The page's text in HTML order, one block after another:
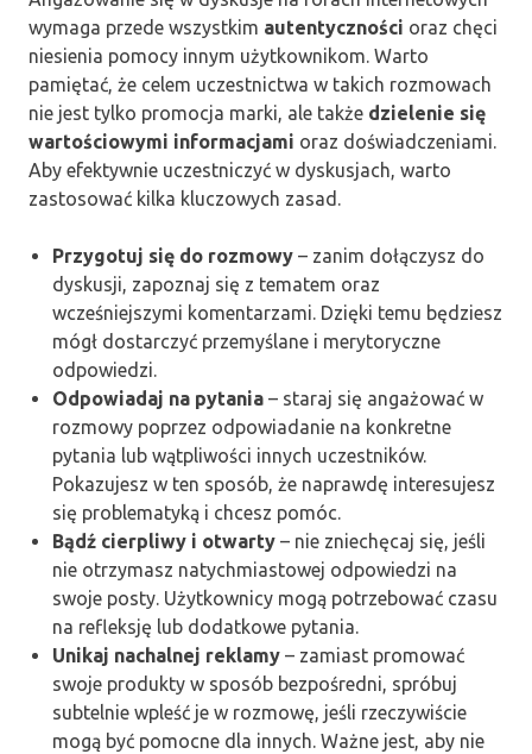
wymaga przede wszystkim autentyczności oraz chęci
niesienia pomocy innym użytkownikom. Warto
pamiętać, że celem uczestnictwa w takich rozmowach
nie jest tylko promocja marki, ale także dzielenie się
wartościowymi informacjami oraz doświadczeniami.
Aby efektywnie uczestniczyć w dyskusjach, warto
zastosować kilka kluczowych zasad.
Przygotuj się do rozmowy – zanim dołączysz do
dyskusji, zapoznaj się z tematem oraz
wcześniejszymi komentarzami. Dzięki temu będziesz
mógł dostarczyć przemyślane i merytoryczne
odpowiedzi.
Odpowiadaj na pytania – staraj się angażować w
rozmowy poprzez odpowiadanie na konkretne
pytania lub wątpliwości innych uczestników.
Pokazujesz w ten sposób, że naprawdę interesujesz
się problematyką i chcesz pomóc.
Bądź cierpliwy i otwarty – nie zniechęcaj się, jeśli
nie otrzymasz natychmiastowej odpowiedzi na
swoje posty. Użytkownicy mogą potrzebować czasu
na refleksję lub dodatkowe pytania.
Unikaj nachalnej reklamy – zamiast promować
swoje produkty w sposób bezpośredni, spróbuj
subtelnie wpleść je w rozmowę, jeśli rzeczywiście
mogą być pomocne dla innych. Ważne jest, aby nie